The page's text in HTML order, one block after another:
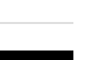
के अनुसार चातुर्मास
करते हैं, तो